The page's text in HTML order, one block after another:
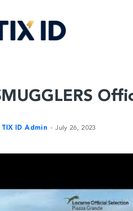
TIX ID Admin July 26, 2023